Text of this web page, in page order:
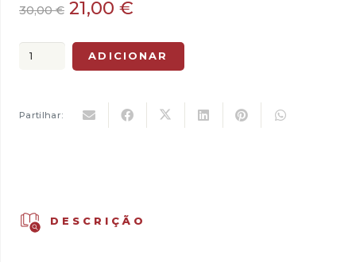
30,00€ O
original
era:
21,00 €
atual
é:
Quantidade
Almanaque
Vamos
a
ADICIONAR
Partilhar:
DESCRIÇÃO